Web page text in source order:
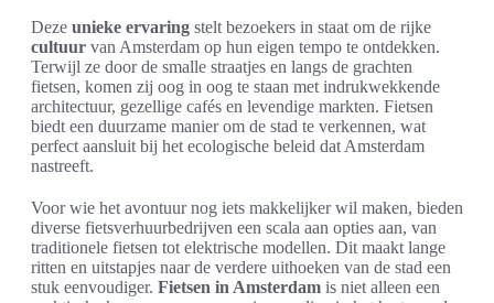
Deze unieke ervaring stelt bezoekers in staat om de rijke
cultuur van Amsterdam op hun eigen tempo te ontdekken.
Terwijl ze door de smalle straatjes en langs de grachten
fietsen, komen zij oog in oog te staan met indrukwekkende
architectuur, gezellige cafés en levendige markten. Fietsen
biedt een duurzame manier om de stad te verkennen, wat
perfect aansluit bij het ecologische beleid dat Amsterdam
nastreeft.
Voor wie het avontuur nog iets makkelijker wil maken, bieden
diverse fietsverhuurbedrijven een scala aan opties aan, van
traditionele fietsen tot elektrische modellen. Dit maakt lange
ritten en uitstapjes naar de verdere uithoeken van de stad een
stuk eenvoudiger. Fietsen in Amsterdam is niet alleen een